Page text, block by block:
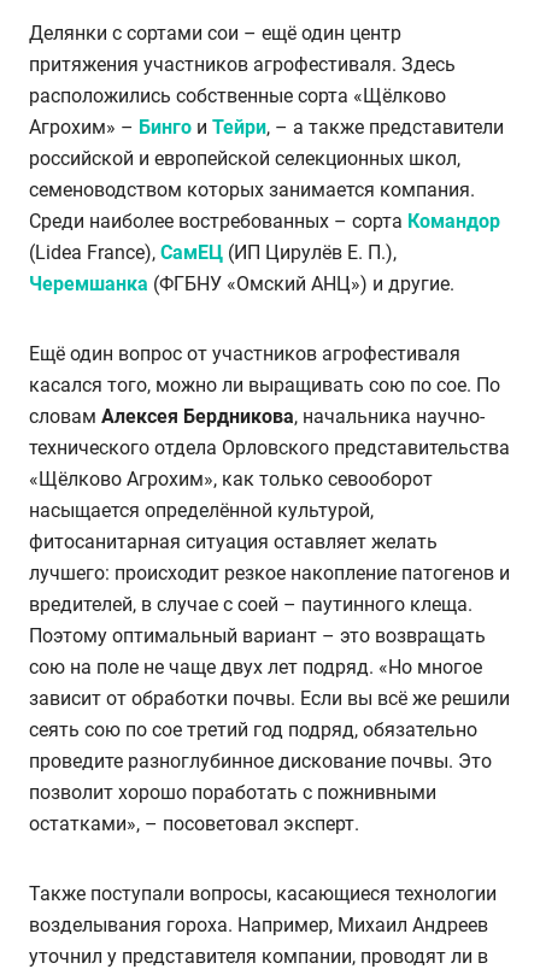
Делянки с сортами сои – ещё один центр
притяжения участников агрофестиваля. Здесь
расположились собственные сорта «Щёлково
Агрохим» – Бинго и Тейри, – а также представители
российской и европейской селекционных школ,
семеноводством которых занимается компания.
Среди наиболее востребованных – сорта Командор
(Lidea France), СамЕЦ (ИП Цирулёв Е. П.),
Черемшанка (ФГБНУ «Омский АНЦ») и другие.
Ещё один вопрос от участников агрофестиваля
касался того, можно ли выращивать сою по сое. По
словам Алексея Бердникова, начальника научно-
технического отдела Орловского представительства
«Щёлково Агрохим», как только севооборот
насыщается определённой культурой,
фитосанитарная ситуация оставляет желать
лучшего: происходит резкое накопление патогенов и
вредителей, в случае с соей – паутинного клеща.
Поэтому оптимальный вариант – это возвращать
сою на поле не чаще двух лет подряд. «Но многое
зависит от обработки почвы. Если вы всё же решили
сеять сою по сое третий год подряд, обязательно
проведите разноглубинное дискование почвы. Это
позволит хорошо поработать с пожнивными
остатками», – посоветовал эксперт.
Также поступали вопросы, касающиеся технологии
возделывания гороха. Например, Михаил Андреев
уточнил у представителя компании, проводят ли в